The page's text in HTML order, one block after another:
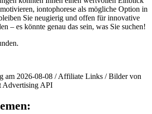
iontophorese als mögliche Option in‍
Sie neugierig und offen für innovative
– es könnte‍ genau das sein, was Sie suchen!
am 2026-08-08 / Affiliate Links / Bilder von
Advertising API